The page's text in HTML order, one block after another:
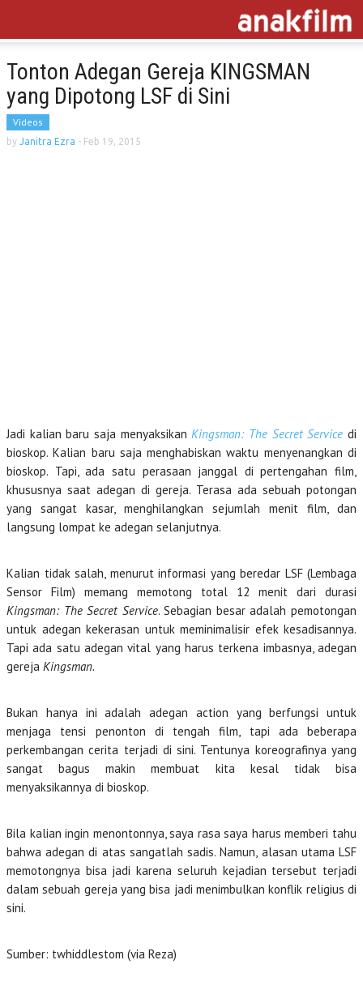
Tonton Adegan Gereja KINGSMAN
yang Dipotong LSF di Sini
Videos
by Janitra Ezra - Feb 19, 2015
Jadi kalian baru saja menyaksikanKingsman: The Secret Service di
bioskop. Kalian baru saja menghabiskan waktu menyenangkan di
bioskop. Tapi, ada satu perasaan janggal di pertengahan film,
khususnya saat adegan di gereja. Terasa ada sebuah potongan
yang sangat kasar, menghilangkan sejumlah menit film, dan
langsung lompat ke adegan selanjutnya.
Kalian tidak salah, menurut informasi yang beredar LSF (Lembaga
Sensor Film) memang memotong total 12 menit dari durasi
Kingsman: The Secret Service. Sebagian besar adalah pemotongan
untuk adegan kekerasan untuk meminimalisir efek kesadisannya.
Tapi ada satu adegan vital yang harus terkena imbasnya, adegan
gereja Kingsman.
Bukan hanya ini adalah adegan action yang berfungsi untuk
menjaga tensi penonton di tengah film, tapi ada beberapa
perkembangan cerita terjadi di sini. Tentunya koreografinya yang
sangat bagus makin membuat kita kesal tidak bisa
menyaksikannya di bioskop.
Bila kalian ingin menontonnya, saya rasa saya harus memberi tahu
bahwa adegan di atas sangatlah sadis. Namun, alasan utama LSF
memotongnya bisa jadi karena seluruh kejadian tersebut terjadi
dalam sebuah gereja yang bisa jadi menimbulkan konflik religius di
sini.
Sumber: twhiddlestom (via Reza)